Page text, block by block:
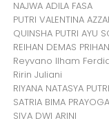
NAJWA ADILA FASA
PUTRI VALENTINA
QUINSHA PUTRI AYU
REIHAN DEMAS
Reyvano Ilham
Ririn Juliani
RIYANA NATASYA PUTRI
SATRIA BIMA
SIVA DWI ARINI